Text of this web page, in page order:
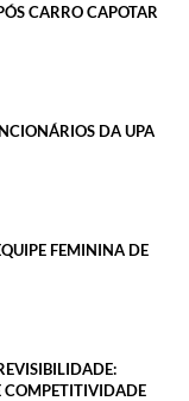
CARRO CAPOTAR
DA UPA
FEMININA DE
COMPETITIVIDADE